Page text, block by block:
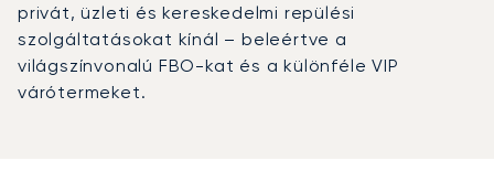
privát, üzleti és kereskedelmi repülési
szolgáltatásokat kínál – beleértve a
világszínvonalú FBO-kat és a különféle VIP
várótermeket.